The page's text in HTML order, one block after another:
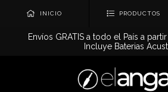
INICIO PRODUCTOS
Envíos GRATIS a todo el País a
Incluye Baterias